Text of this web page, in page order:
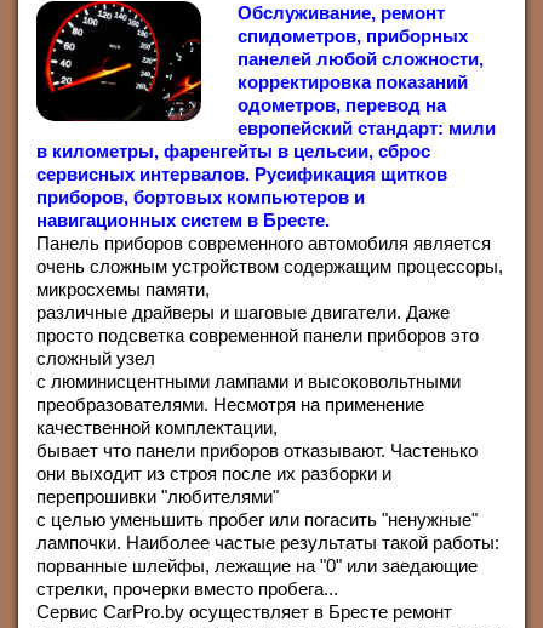
Обслуживание, ремонт
спидометров, приборных
панелей любой сложности,
корректировка показаний
одометров, перевод на
европейский стандарт: мили
в километры, фаренгейты в цельсии, сброс
сервисных интервалов. Русификация щитков
приборов, бортовых компьютеров и
навигационных систем в Бресте.
Панель приборов современного автомобиля является
очень сложным устройством содержащим процессоры,
микросхемы памяти,
различные драйверы и шаговые двигатели. Даже
просто подсветка современной панели приборов это
сложный узел
с люминисцентными лампами и высоковольтными
преобразователями. Несмотря на применение
качественной комплектации,
бывает что панели приборов отказывают. Частенько
они выходит из строя после их разборки и
перепрошивки "любителями"
с целью уменьшить пробег или погасить "ненужные"
лампочки. Наиболее частые результаты такой работы:
порванные шлейфы, лежащие на "0" или заедающие
стрелки, прочерки вместо пробега...
Сервис CarPro.by осуществляет в Бресте ремонт